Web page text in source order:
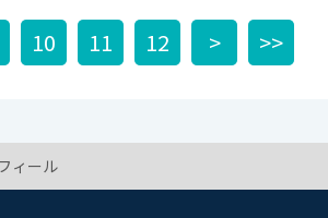
10 11 12 > >>
ィール